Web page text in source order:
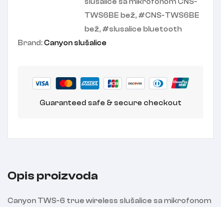
TWS6BE bež,
CNS-TWS6BE
bež,
slusalice bluetooth
Brand: Canyon slušalice
Guaranteed safe & secure checkout
Opis proizvoda
Canyon TWS-6 true wireless slušalice sa mikrofonom